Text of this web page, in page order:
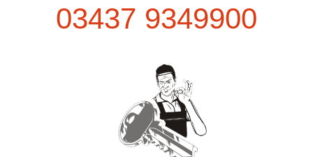
03437 9349900